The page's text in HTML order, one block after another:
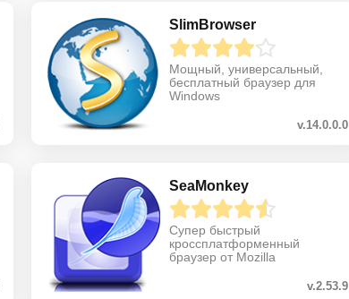
SlimBrowser
Мощный, универсальный,
бесплатный браузер для
Windows
v.14.0.0.0
SeaMonkey
Супер быстрый
кроссплатформенный
браузер от Mozilla
v.2.53.9